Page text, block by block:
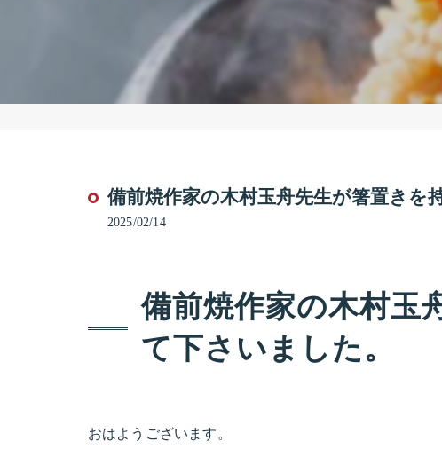
備前焼作家の木村玉舟先生が箸置きを
2025/02/14
備前焼作家の木村玉
て下さいました。
おはようございます。